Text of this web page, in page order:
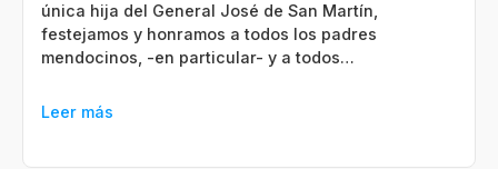
única hija del General José de San Martín,
festejamos y honramos a todos los padres
mendocinos, -en particular- y a todos…
Leer más